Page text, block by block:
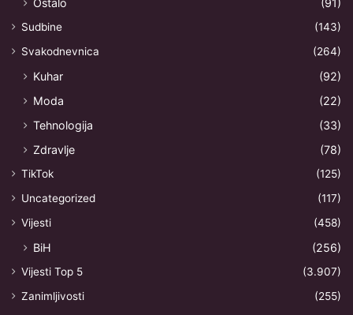
Ostalo
(91)
Sudbine
(143)
Svakodnevnica
(264)
Kuhar
(92)
Moda
(22)
Tehnologija
(33)
Zdravlje
(78)
TikTok
(125)
Uncategorized
(117)
Vijesti
(458)
BiH (256)
Vijesti Top 5
(3.907)
Zanimljivosti
(255)